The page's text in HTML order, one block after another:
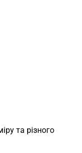
та різного